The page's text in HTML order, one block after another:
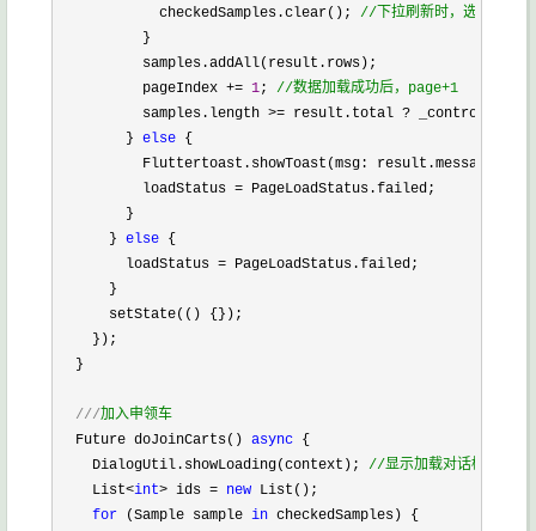
            checkedSamples.clear();
// 下拉刷新时，选中的数
          }
          samples.addAll(result.rows);
          pageIndex
+= 1; //数据加载成功后，page+1
samples.length >= result.total ?
        }
else {
          Fluttertoast.showToast(msg: result.message);
          loadStatus
= PageLoadStatus.failed;
        }
      }
else {
        loadStatus
= PageLoadStatus.failed;
      }
      setState(() {});
    });
  }
///加入申领车
  Future doJoinCarts()
async {
    DialogUtil.showLoading(context);
//显示加载对话框
    List<
int> ids = new List();
for (Sample sample in checkedSamples) {